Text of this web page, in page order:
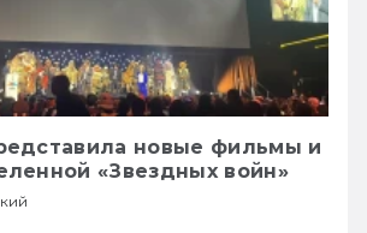
новые фильмы и
«Звездных войн»